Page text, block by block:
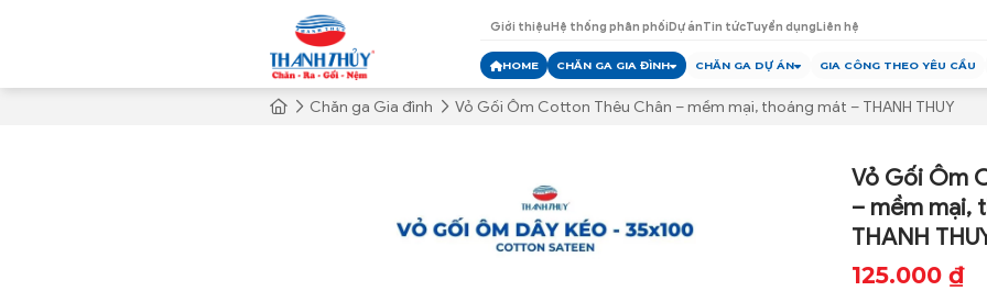
Giới thiệuHệ thống phân phốiDự ánTin tứcTuyển dụngLiên hệ
HOME CHĂN GA GIA ĐÌNH CHĂN GA DỰ ÁN GIA CÔNG THEO YÊU CẦU
Chăn ga Gia đình Vỏ Gối Ôm Cotton Thêu Chân – mềm mại, thoáng mát – THANH THUY
Vỏ Gối Ôm
– mềm mại,
THANH
125.000₫